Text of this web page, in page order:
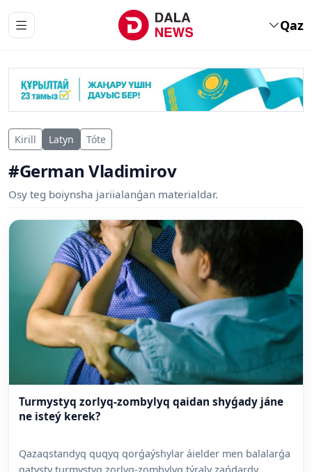
Qaz
Kirill Latyn Tóte
#German Vladimirov
Osy teg boiynsha jariialanǵan materialdar.
Turmystyq zorlyq-zombylyq qaidan shyǵady jáne
ne isteý kerek?
Qazaqstandyq quqyq qorǵaýshylar áielder men balalarǵa